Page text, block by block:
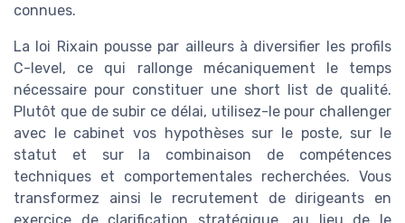
connues.
La loi Rixain pousse par ailleurs à diversifier les profils
C-level, ce qui rallonge mécaniquement le temps
nécessaire pour constituer une short list de qualité.
Plutôt que de subir ce délai, utilisez-le pour challenger
avec le cabinet vos hypothèses sur le poste, sur le
statut et sur la combinaison de compétences
techniques et comportementales recherchées. Vous
transformez ainsi le recrutement de dirigeants en
exercice de clarification stratégique, au lieu de le